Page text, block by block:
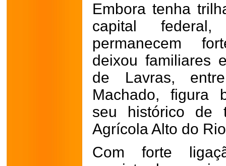
Embora tenha
capital
permanecem
deixou familiares
de Lavras,
Machado, figura
seu histórico de
Agrícola Alto do
Com forte